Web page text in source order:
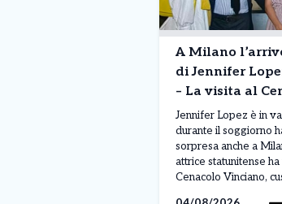
A Milano
di Jennifer
– La visita al
Jennifer Lopez è in
durante il soggiorno
sorpresa anche a
attrice statunitense
Cenacolo Vinciano,